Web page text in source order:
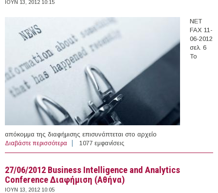
ΙΟΥΝ 13, 2012 10:15
ΝΕΤ
FAX 11-
06-2012
σελ. 6
Το
απόκομμα της διαφήμισης επισυνάπτεται στο αρχείο
Διαβάστε περισσότερα για 28/6/2012 Online Marketing Conference Διαφήμιση
(Αθήνα)
1077 εμφανίσεις
27/06/2012 Business Intelligence and Analytics
Conference Διαφήμιση (Αθήνα)
ΙΟΥΝ 13, 2012 10:05